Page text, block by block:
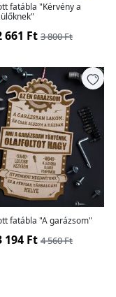
fatábla "Kérvény a
661 Ft 3 800 Ft
fatábla "A garázsom"
194 Ft 4 560 Ft